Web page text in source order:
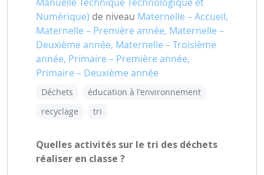
Numérique) de niveau Maternelle – Accueil,
Maternelle – Première année, Maternelle –
Deuxième année, Maternelle – Troisième
année, Primaire – Première année,
Primaire – Deuxième année
Déchets
éducation à l'environnement
recyclage
tri
Quelles activités sur le tri des déchets
réaliser en classe ?